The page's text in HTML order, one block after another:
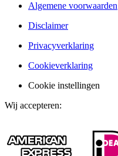
Algemene voorwaarden
Disclaimer
Privacyverklaring
Cookieverklaring
Cookie instellingen
Wij accepteren: